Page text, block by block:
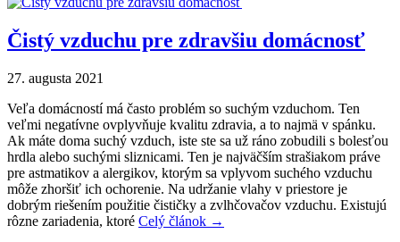
Čistý vzduchu pre zdravšiu domácnosť
27. augusta 2021
Veľa domácností má často problém so suchým vzduchom. Ten
veľmi negatívne ovplyvňuje kvalitu zdravia, a to najmä v spánku.
Ak máte doma suchý vzduch, iste ste sa už ráno zobudili s bolesťou
hrdla alebo suchými sliznicami. Ten je najväčším strašiakom práve
pre astmatikov a alergikov, ktorým sa vplyvom suchého vzduchu
môže zhoršiť ich ochorenie. Na udržanie vlahy v priestore je
dobrým riešením použitie čističky a zvlhčovačov vzduchu. Existujú
rôzne zariadenia, ktoré Celý článok →